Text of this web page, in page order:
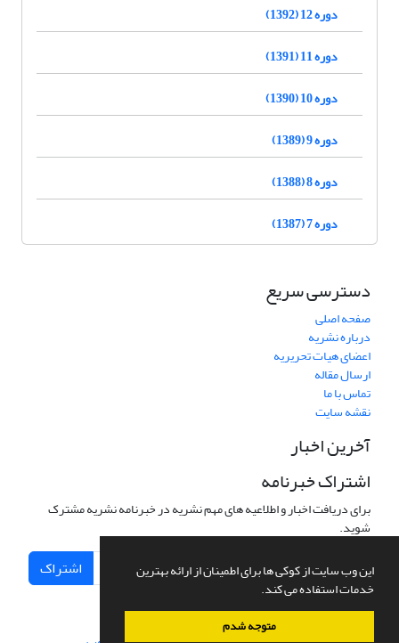
این وب سایت از کوکی ها برای اطمینان از ارائه بهترین
خدمات استفاده می کند.
متوجه شدم
دوره 12 (1392)
دوره 11 (1391)
دوره 10 (1390)
دوره 9 (1389)
دوره 8 (1388)
دوره 7 (1387)
دسترسی سریع
صفحه اصلی
درباره نشریه
اعضای هیات تحریریه
ارسال مقاله
تماس با ما
نقشه سایت
آخرین اخبار
اشتراک خبرنامه
برای دریافت اخبار و اطلاعیه های مهم نشریه در خبرنامه نشریه مشترک
شوید.
اشتراک